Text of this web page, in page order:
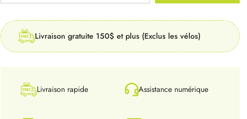
Livraison gratuite 150$ et plus (Exclus les vélos)
Livraison rapide Assistance numérique